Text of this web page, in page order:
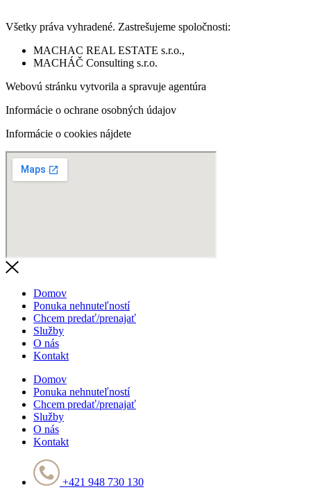
Všetky práva vyhradené. Zastrešujeme spoločnosti:
MACHAC REAL ESTATE s.r.o.,
MACHÁČ Consulting s.r.o.
Webovú stránku vytvorila a spravuje agentúra
Informácie o ochrane osobných údajov
Informácie o cookies nájdete
Domov
Ponuka nehnuteľností
Chcem predať/prenajať
Služby
O nás
Kontakt
Domov
Ponuka nehnuteľností
Chcem predať/prenajať
Služby
O nás
Kontakt
+421 948 730 130